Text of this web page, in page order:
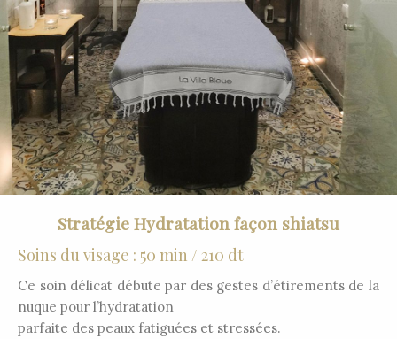
Stratégie Hydratation façon shiatsu
Soins du visage : 50 min / 210 dt
Ce soin délicat débute par des gestes d’étirements de la
nuque pour l’hydratation
parfaite des peaux fatiguées et stressées.